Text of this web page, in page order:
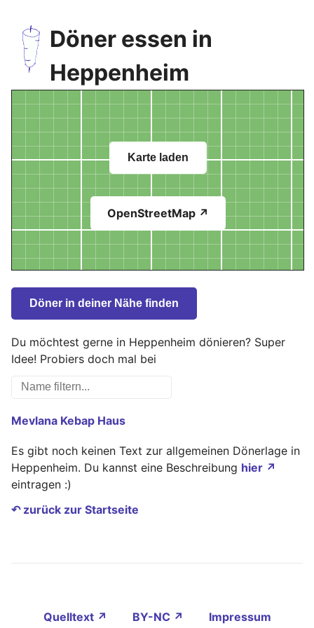
Döner essen in
Heppenheim
Karte laden
OpenStreetMap ↗
Döner in deiner Nähe finden
Du möchtest gerne in Heppenheim dönieren? Super
Idee! Probiers doch mal bei
Mevlana Kebap Haus
Es gibt noch keinen Text zur allgemeinen Dönerlage in
Heppenheim. Du kannst eine Beschreibung hier ↗
eintragen :)
↶ zurück zur Startseite
Quelltext ↗ BY-NC ↗
Impressum